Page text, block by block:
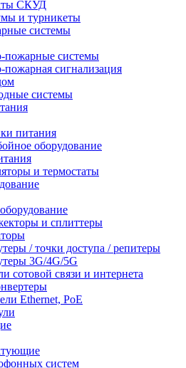
СКУД
и турникеты
системы
пожарные системы
сигнализация
системы
питания
оборудование
и термостаты
и сплиттеры
/ точки доступа / репитеры
3G/4G/5G
сотовой связи и интернета
Ethernet, PoE
систем